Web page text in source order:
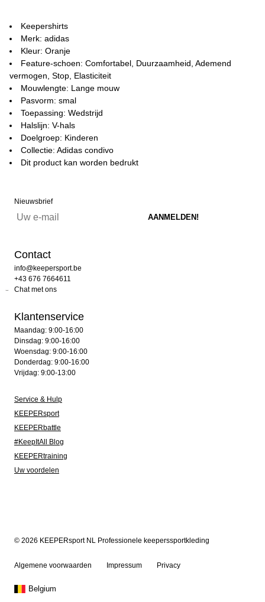
Keepershirts
Merk: adidas
Kleur: Oranje
Feature-schoen: Comfortabel, Duurzaamheid, Ademend
vermogen, Stop, Elasticiteit
Mouwlengte: Lange mouw
Pasvorm: smal
Toepassing: Wedstrijd
Halslijn: V-hals
Doelgroep: Kinderen
Collectie: Adidas condivo
Dit product kan worden bedrukt
Nieuwsbrief
Contact
info@keepersport.be
+43 676 7664611
Chat met ons
Klantenservice
Maandag: 9:00-16:00
Dinsdag: 9:00-16:00
Woensdag: 9:00-16:00
Donderdag: 9:00-16:00
Vrijdag: 9:00-13:00
Service & Hulp
KEEPERsport
KEEPERbattle
#KeepItAll Blog
KEEPERtraining
Uw voordelen
© 2026 KEEPERsport NL Professionele keeperssportkleding
Algemene voorwaarden Impressum Privacy
Belgium